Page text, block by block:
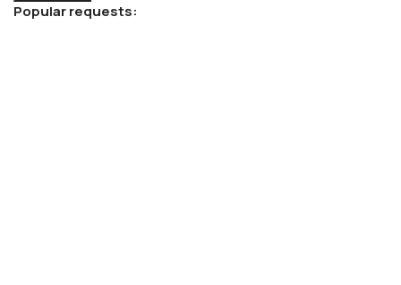
Popular requests: